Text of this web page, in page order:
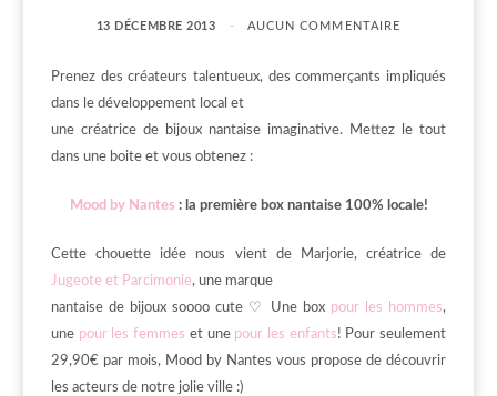
13 DÉCEMBRE 2013 AUCUN COMMENTAIRE
Prenez des créateurs talentueux, des commerçants impliqués
dans le développement local et
une créatrice de bijoux nantaise imaginative. Mettez le tout
dans une boite et vous obtenez :
Mood by Nantes : la première box nantaise 100% locale!
Cette chouette idée nous vient de Marjorie, créatrice de
Jugeote et Parcimonie, une marque
nantaise de bijoux soooo cute ♡ Une box pour les hommes,
une pour les femmes et une pour les enfants! Pour seulement
29,90€ par mois, Mood by Nantes vous propose de découvrir
les acteurs de notre jolie ville :)